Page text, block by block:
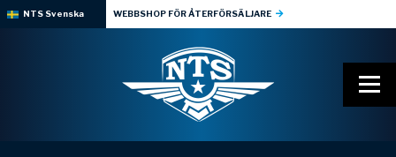
NTS Svenska WEBBSHOP FÖR ÅTERFÖRSÄLJARE